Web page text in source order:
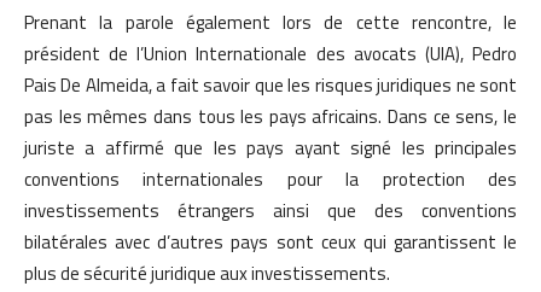
Prenant la parole également lors de cette rencontre, le
président de l’Union Internationale des avocats (UIA), Pedro
Pais De Almeida, a fait savoir que les risques juridiques ne sont
pas les mêmes dans tous les pays africains. Dans ce sens, le
juriste a affirmé que les pays ayant signé les principales
conventions internationales pour la protection des
investissements étrangers ainsi que des conventions
bilatérales avec d’autres pays sont ceux qui garantissent le
plus de sécurité juridique aux investissements.